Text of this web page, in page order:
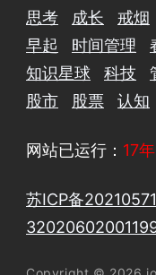
思考
成长 戒烟
早起
时间管理
知识星球
科技
股市
股票 认知
网站已运行： 17
苏ICP备